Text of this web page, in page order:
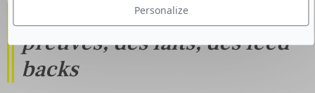
Troisième étape : des
preuves, des faits, des feed
backs
Personalize